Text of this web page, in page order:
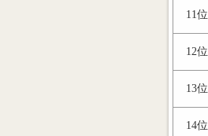
11位
12位
13位
14位